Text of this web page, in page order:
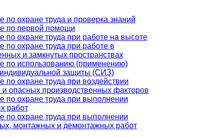
по охране труда и проверка знаний
по первой помощи
по охране труда при работе на высоте
по охране труда при работе в
и замкнутых пространствах
по использованию (применению)
защиты (СИЗ)
по охране труда при воздействии
опасных производственных факторов
по охране труда при выполнении
работ
по охране труда при выполнении
монтажных и демонтажных работ